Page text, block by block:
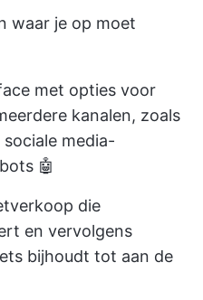
waar je op moet
met opties voor
kanalen, zoals
sociale media-
🤖
die
en vervolgens
bijhoudt tot aan de